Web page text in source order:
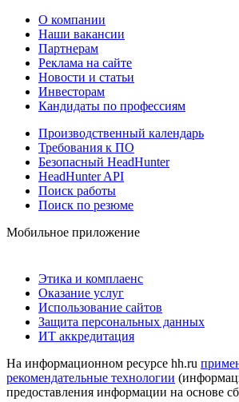
О компании
Наши вакансии
Партнерам
Реклама на сайте
Новости и статьи
Инвесторам
Кандидаты по профессиям
Производственный календарь
Требования к ПО
Безопасный HeadHunter
HeadHunter API
Поиск работы
Поиск по резюме
Мобильное приложение
Этика и комплаенс
Оказание услуг
Использование сайтов
Защита персональных данных
ИТ аккредитация
На информационном ресурсе hh.ru
рекомендательные технологии
предоставления информации на основе